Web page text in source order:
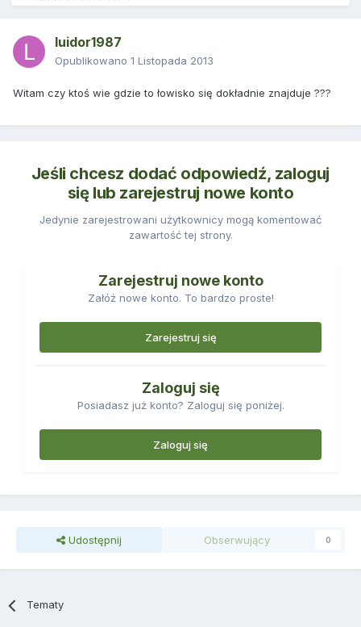
luidor1987
Opublikowano 1 Listopada 2013
Witam czy ktoś wie gdzie to łowisko się dokładnie znajduje ???
Jeśli chcesz dodać odpowiedź, zaloguj
się lub zarejestruj nowe konto
Jedynie zarejestrowani użytkownicy mogą komentować
zawartość tej strony.
Zarejestruj nowe konto
Załóż nowe konto. To bardzo proste!
Zarejestruj się
Zaloguj się
Posiadasz już konto? Zaloguj się poniżej.
Zaloguj się
Udostępnij Obserwujący 0
Tematy